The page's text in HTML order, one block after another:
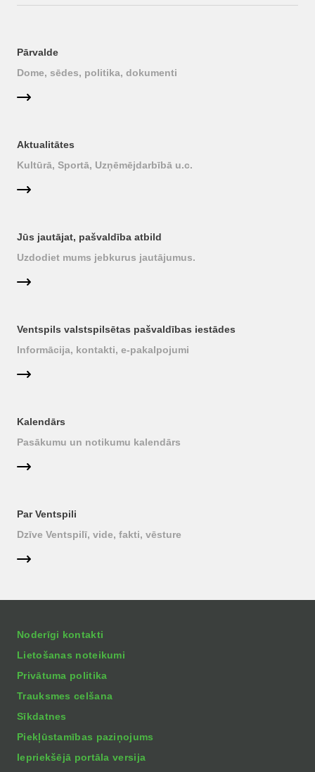
Pārvalde
Dome, sēdes, politika, dokumenti
Aktualitātes
Kultūrā, Sportā, Uzņēmējdarbībā u.c.
Jūs jautājat, pašvaldība atbild
Uzdodiet mums jebkurus jautājumus.
Ventspils valstspilsētas pašvaldības iestādes
Informācija, kontakti, e-pakalpojumi
Kalendārs
Pasākumu un notikumu kalendārs
Par Ventspili
Dzīve Ventspilī, vide, fakti, vēsture
Noderīgi kontakti
Lietošanas noteikumi
Privātuma politika
Trauksmes celšana
Sīkdatnes
Piekļūstamības paziņojums
Iepriekšējā portāla versija